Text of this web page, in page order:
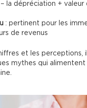
la dépréciation + valeur
: pertinent pour les
de revenus
et les perceptions,
mythes qui alimentent